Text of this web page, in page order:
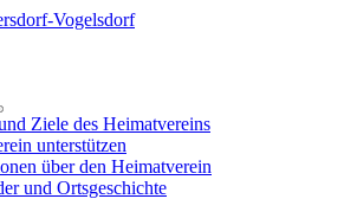
Ziele des Heimatvereins
unterstützen
über den Heimatverein
und Ortsgeschichte